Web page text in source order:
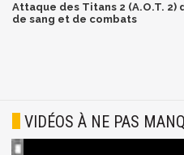
Attaque des Titans 2 (A.O.T.
de sang et de combats
VIDÉOS À NE PAS